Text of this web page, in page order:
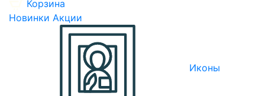
Корзина
Новинки Акции
Иконы